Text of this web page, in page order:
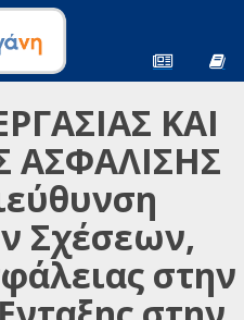
ΚΑΙ
ΑΣΦΑΛΙΣΗΣ
Σχέσεων,
στην